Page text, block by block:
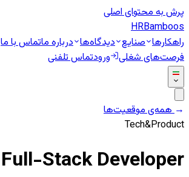
پرش به محتوای اصلی
HRBamboos
راهکارها صنایع دیدگاه‌ها درباره ماتماس با ما
فرصت‌های شغلی ورودتماس تلفنی
← همه‌ی موقعیت‌ها
Tech&Product
Full-Stack Developer